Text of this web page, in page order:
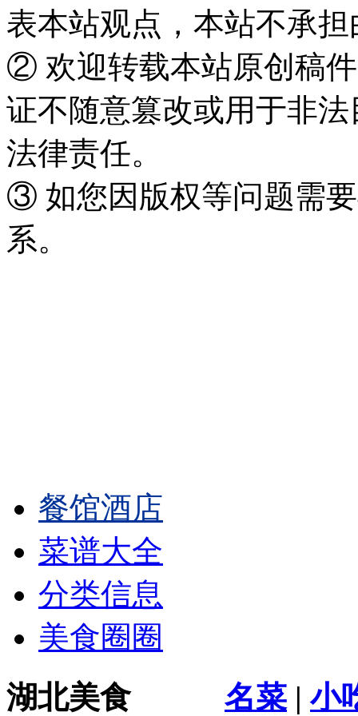
表本站观点，本站不承
② 欢迎转载本站原创稿
证不随意篡改或用于非
法律责任。
③ 如您因版权等问题需
系。
餐馆酒店
菜谱大全
分类信息
美食圈圈
湖北美食 名菜 |小